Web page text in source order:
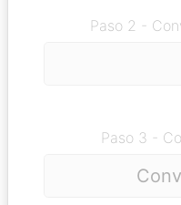
Paso 2 -
Paso 3 -